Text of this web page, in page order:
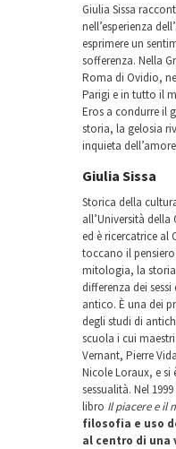
Giulia Sissa
nell’esperienza
esprimere un
sofferenza. Nella
Roma di Ovidio,
Parigi e in tutto il
Eros a condurre il
storia, la gelosia
inquieta
Giulia Sissa
Storica della
all’Università della
ed è ricercatrice al
toccano il
mitologia, la storia
differenza dei
antico. È una dei
degli studi di
scuola i cui
Vernant, Pierre
Nicole Loraux, e
sessualità. Nel
libro Il piacere e il
filosofia e uso
al centro di una